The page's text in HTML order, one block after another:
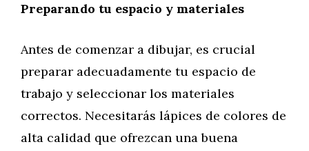
Preparando tu espacio y materiales
Antes de comenzar a dibujar, es crucial
preparar adecuadamente tu espacio de
trabajo y seleccionar los materiales
correctos. Necesitarás lápices de colores de
alta calidad que ofrezcan una buena